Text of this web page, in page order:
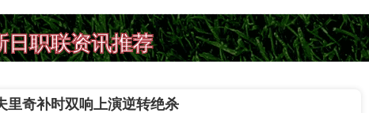
出线
日职联资讯推荐
里奇补时双响上演逆转绝杀